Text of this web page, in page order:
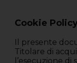
Cookie
Il presente
Titolare di
l’esecuzione